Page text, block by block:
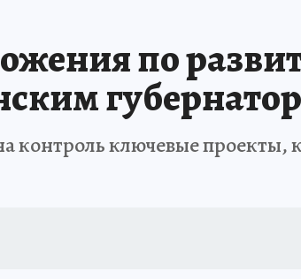
по
контроль ключевые